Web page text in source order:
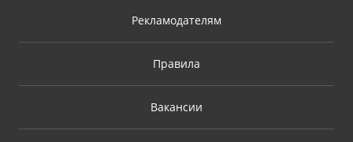
Рекламодателям
Правила
Вакансии